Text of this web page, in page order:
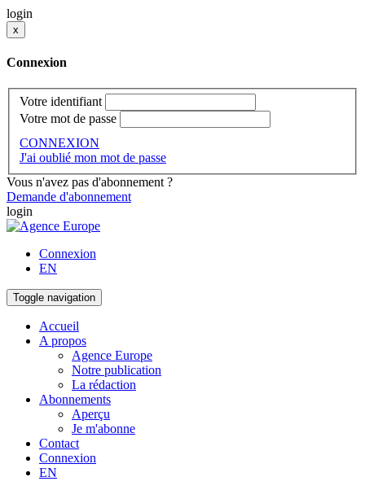
login
x
Connexion
Votre identifiant
Votre mot de passe
CONNEXION
J'ai oublié mon mot de passe
Vous n'avez pas d'abonnement ?
Demande d'abonnement
login
Connexion
EN
Toggle navigation
Accueil
A propos
Agence Europe
Notre publication
La rédaction
Abonnements
Aperçu
Je m'abonne
Contact
Connexion
EN